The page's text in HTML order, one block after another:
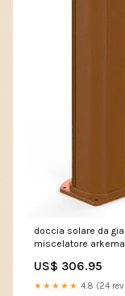
doccia solare da
miscelatore
US$ 306.95
★★★★★ 4.8 (24